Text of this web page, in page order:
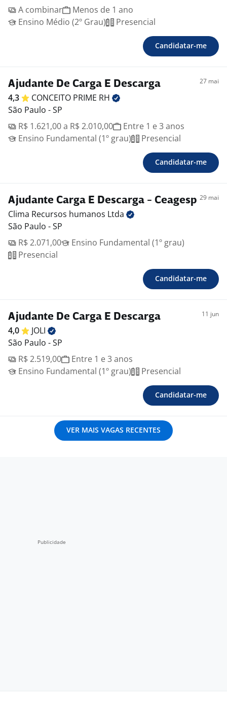
A combinar
Menos de 1 ano
Ensino Médio (2º Grau)
Presencial
Candidatar-me
Ajudante De Carga E Descarga 27 mai
4,3 CONCEITO PRIME RH
São Paulo - SP
R$ 1.621,00 a R$ 2.010,00
Entre 1 e 3 anos
Ensino Fundamental (1º grau)
Presencial
Candidatar-me
Ajudante Carga E Descarga - Ceagesp 29 mai
Clima Recursos humanos Ltda
São Paulo - SP
R$ 2.071,00
Ensino Fundamental (1º grau)
Presencial
Candidatar-me
Ajudante De Carga E Descarga 11 jun
4,0
JOLI
São Paulo - SP
R$ 2.519,00
Entre 1 e 3 anos
Ensino Fundamental (1º grau)
Presencial
Candidatar-me
VER MAIS VAGAS RECENTES